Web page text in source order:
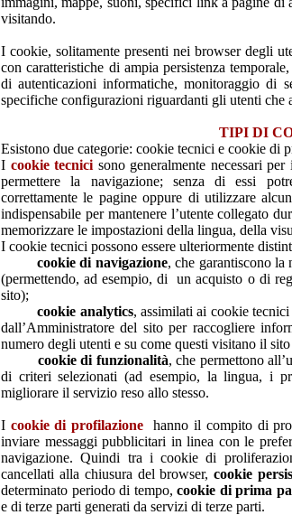
visitando.
I cookie, solitamente presenti nei browser degli
con caratteristiche di ampia persistenza
di autenticazioni informatiche, monitoraggio di
specifiche configurazioni riguardanti gli utenti che
TIPI DI
Esistono due categorie: cookie tecnici e cookie di
I cookie tecnici sono generalmente necessari
permettere la navigazione; senza di essi
correttamente le pagine oppure di utilizzare
indispensabile per mantenere l’utente collegato
memorizzare le impostazioni della lingua, della
I cookie tecnici possono essere ulteriormente
cookie di navigazione, che garantiscono
(permettendo, ad esempio, di un acquisto o di
sito);
cookie analytics, assimilati ai cookie
dall’Amministratore del sito per raccogliere
numero degli utenti e su come questi visitano il sito
cookie di funzionalità, che permettono
di criteri selezionati (ad esempio, la lingua, i
migliorare il servizio reso allo stesso.
I cookie di profilazione hanno il compito di
inviare messaggi pubblicitari in linea con le
navigazione. Quindi tra i cookie di
cancellati alla chiusura del browser,cookie
determinato periodo di tempo,cookie di prima
e di terze parti generati da servizi di terze parti.